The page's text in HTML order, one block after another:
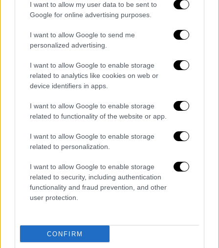
I want to allow my user data to be sent to
Google for online advertising purposes.
I want to allow Google to send me
personalized advertising.
I want to allow Google to enable storage
related to analytics like cookies on web or
device identifiers in apps.
I want to allow Google to enable storage
related to functionality of the website or app.
I want to allow Google to enable storage
related to personalization.
I want to allow Google to enable storage
related to security, including authentication
functionality and fraud prevention, and other
user protection.
CONFIRM
Στη συνέχεια της συνέντευξής του ο κ.
Βούτσης δηλώνει «εξαιρετικά ανήσυχος» για
την πορεία που έχει πάρει η Ευρώπη, όπως
όμως και για το «πολύ επικίνδυνο»
φαινόμενο της συνάντησης Ακροδεξιάς και
νεοφιλελευθερισμού, στον αντίποδα της
οποίας τοποθετεί την ώσμωση μεταξύ
Σοσιαλδημοκρατίας και Οικολογίας.
πραγματικότητα ο πρόεδρος της Βουλής
προσεχείς ευρωεκλογές αλλά και στις
βουλευτικές εκλογές το Σεπτέμβριο, τον
Οκτώβριο, θα αναμετρηθούν επί της ουσίας
ανασυγκρότησης, για τον τύπο των
κοινωνικών αντιλήψεων στα μεγάλα θέματα